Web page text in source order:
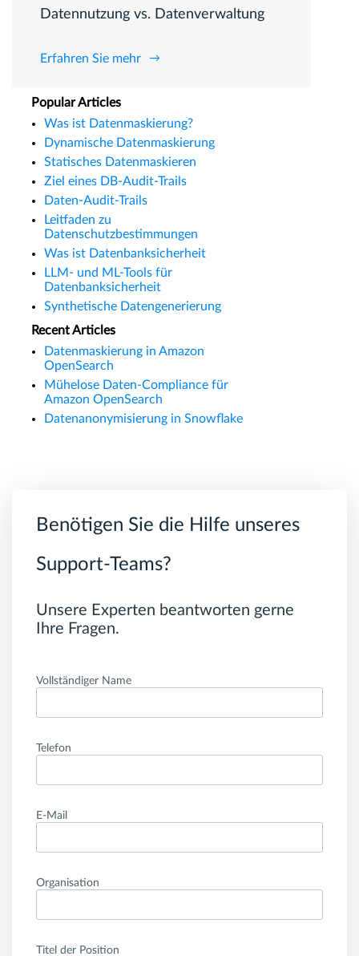
Datennutzung vs. Datenverwaltung
Erfahren Sie mehr
Popular Articles
Was ist Datenmaskierung?
Dynamische Datenmaskierung
Statisches Datenmaskieren
Ziel eines DB-Audit-Trails
Daten-Audit-Trails
Leitfaden zu
Datenschutzbestimmungen
Was ist Datenbanksicherheit
LLM- und ML-Tools für
Datenbanksicherheit
Synthetische Datengenerierung
Recent Articles
Datenmaskierung in Amazon
OpenSearch
Mühelose Daten-Compliance für
Amazon OpenSearch
Datenanonymisierung in Snowflake
Benötigen Sie die Hilfe unseres
Support-Teams?
Unsere Experten beantworten gerne
Ihre Fragen.
Vollständiger Name
Telefon
E-Mail
Organisation
Titel der Position